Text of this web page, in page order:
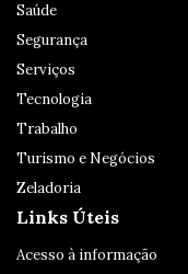
Saúde
Segurança
Serviços
Tecnologia
Trabalho
Turismo e Negócios
Zeladoria
Links Úteis
Acesso à informação